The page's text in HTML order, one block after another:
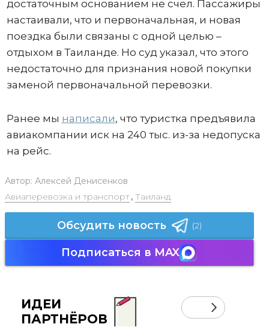
достаточным основанием не счел. Пассажиры
настаивали, что и первоначальная, и новая
поездка были связаны с одной целью –
отдыхом в Таиланде. Но суд указал, что этого
недостаточно для признания новой покупки
заменой первоначальной перевозки.
Ранее мы написали, что туристка предъявила
авиакомпании иск на 240 тыс. из-за недопуска
на рейс.
Автор: Алексей Денисенков
Авиаперевозка и транспорт, Таиланд
Обсудить новость (2)
Подписаться в MAX
ИДЕИ
ПАРТНЁРОВ